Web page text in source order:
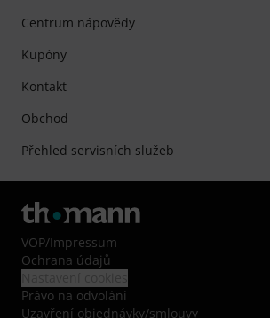
Centrum nápovědy
Kupóny
Kontakt
Obchod
Přehled servisních služeb
VOP/Impressum
Ochrana údajů
Právo na odvolání
Uzavření objednávky/smlouvy